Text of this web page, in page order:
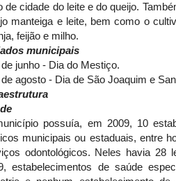
de cidade do leite e do queijo.
manteiga e leite, bem como o
feijão e milho.
municipais
junho - Dia do Mestiço.
agosto - Dia de São Joaquim e
possuía, em 2009, 10
municipais ou estaduais, entre
odontológicos. Neles havia 28
estabelecimentos de saúde